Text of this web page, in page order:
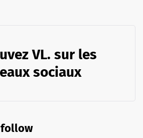
VL. sur les
sociaux
follow